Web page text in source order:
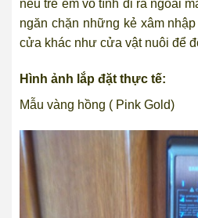
nếu trẻ em vô tình đi ra ngoài
ngăn chặn những kẻ xâm
cửa khác như cửa vật nuôi để
Hình ảnh lắp đặt thực tế:
Mẫu vàng hồng ( Pink Gold)